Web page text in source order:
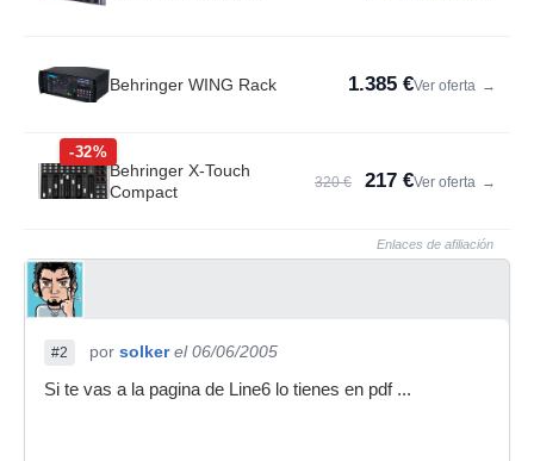
Behringer WING Rack 1.385 €Ver oferta →
-32%
Behringer X-Touch
Compact
320 € 217 €Ver oferta →
Enlaces de afiliación
#2 por solker el 06/06/2005
Si te vas a la pagina de Line6 lo tienes en pdf ...